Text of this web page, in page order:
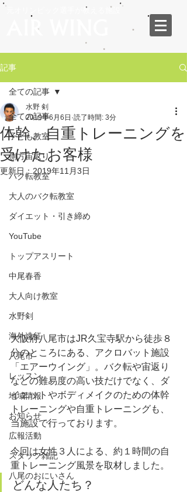
元オリンピック選手が教える施設
記事
全ての記事
子ども教室
側方宙返り
バク転教室
大人のバク転教室
ダイエット・引き締め
YouTube
トップアスリート
中尾春香
大人向け教室
水野剣
海外遠征
八尾市
レッスン
地域情報
お知らせ
広報活動
スタッフ雑記
八尾のおにいさん
全ての記事
体幹、自重トレーニングを
受けたお客様
水野 剣
2019年6月6日 読了時間: 3分
更新日： 2019年11月3日
大阪府八尾市はJR久宝寺駅から徒歩８
分のところにある、アクロバット施設
「エアーウイング」。バク転や宙返り
などの難易度の高い技だけでなく、ダ
イエットやボディメイクのための体幹
トレーニングや自重トレーニングも、
当施設で行っております。
今回は女性３人による、約１時間の自
重トレーニング風景を取材しました。
どんな人たち？